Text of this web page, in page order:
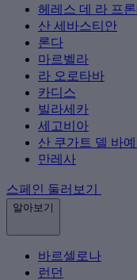
헤레스 데 라 프
산 세바스티안
론다
마르벨라
라 오로타바
카디스
빌라세카
세고비아
산 쿠가트 델 바
만레사
스페인 둘러보기
알아보기
바르셀로나
런던